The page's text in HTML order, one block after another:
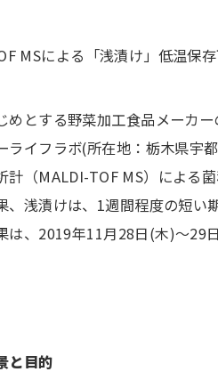
MSによる「浅漬け」低温保
めとする野菜加工食品メーカ
ライフラボ(所在地：栃木県宇
計（MALDI-TOF MS）による
、浅漬けは、1週間程度の短
は、2019年11月28日(木)～29
と目的